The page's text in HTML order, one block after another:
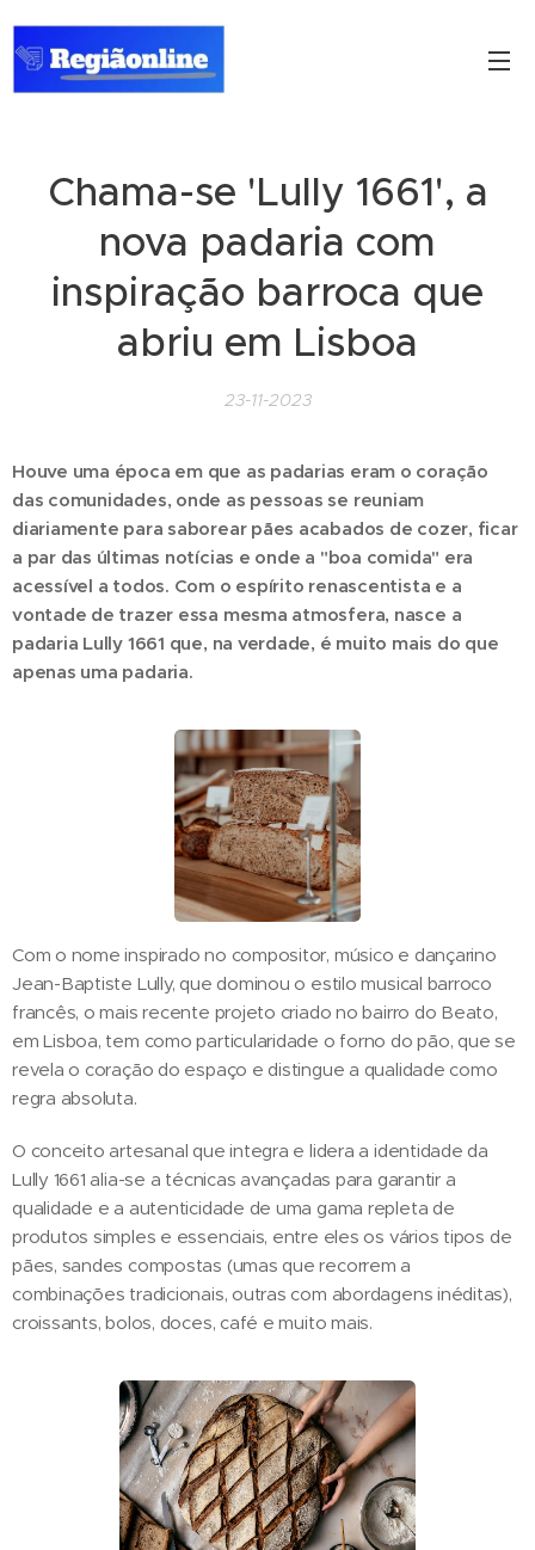
Chama-se 'Lully 1661', a
nova padaria com
inspiração barroca que
abriu em Lisboa
23-11-2023
Houve uma época em que as padarias eram o coração
das comunidades, onde as pessoas se reuniam
diariamente para saborear pães acabados de cozer, ficar
a par das últimas notícias e onde a "boa comida" era
acessível a todos. Com o espírito renascentista e a
vontade de trazer essa mesma atmosfera, nasce a
padaria Lully 1661 que, na verdade, é muito mais do que
apenas uma padaria.
Com o nome inspirado no compositor, músico e dançarino
Jean-Baptiste Lully, que dominou o estilo musical barroco
francês, o mais recente projeto criado no bairro do Beato,
em Lisboa, tem como particularidade o forno do pão, que se
revela o coração do espaço e distingue a qualidade como
regra absoluta.
O conceito artesanal que integra e lidera a identidade da
Lully 1661 alia-se a técnicas avançadas para garantir a
qualidade e a autenticidade de uma gama repleta de
produtos simples e essenciais, entre eles os vários tipos de
pães, sandes compostas (umas que recorrem a
combinações tradicionais, outras com abordagens inéditas),
croissants, bolos, doces, café e muito mais.